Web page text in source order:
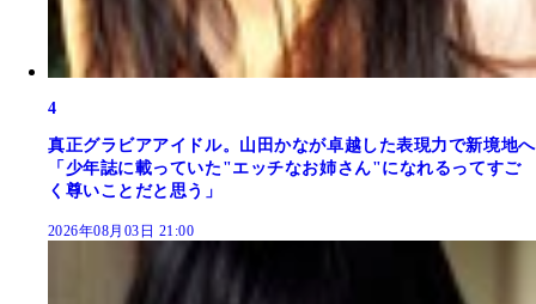
4
真正グラビアアイドル。山田かなが卓越した表現力で新境地へ
「少年誌に載っていた"エッチなお姉さん"になれるってすご
く尊いことだと思う」
2026年08月03日 21:00